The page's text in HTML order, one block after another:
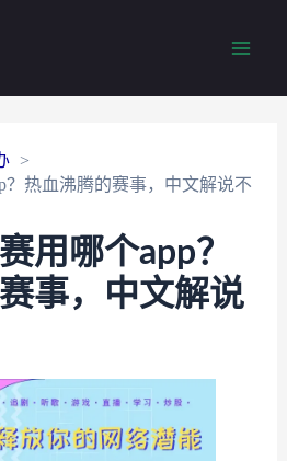
？热血沸腾的赛事，中文解说不
用哪个app？
事，中文解说